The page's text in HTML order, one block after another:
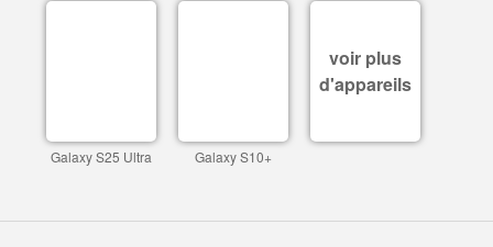
Galaxy S25 Ultra Galaxy S10+
voir plus
d'appareils